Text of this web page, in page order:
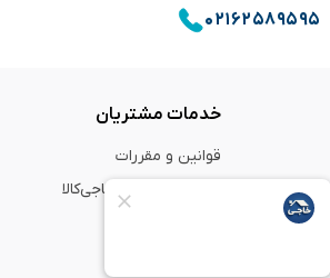
۰۲۱۶۲۵۸۹۵۹۵
خدمات مشتریان
قوانین و مقررات
راهنمای خرید از خاجی‌کالا